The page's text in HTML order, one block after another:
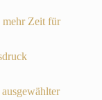
mehr Zeit für